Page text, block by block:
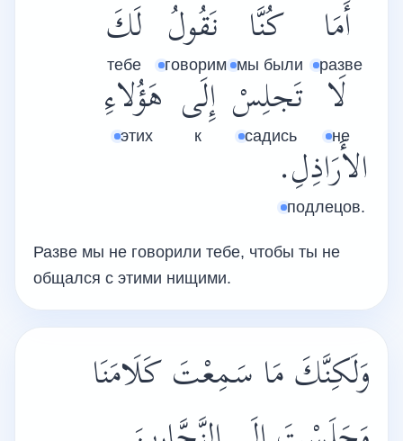
أَمَا
разве
كُنَّا
мы были
نَقُولُ
говорим
لَكَ
тебе
لَا
не
تَجلِسْ
садись
إِلَى
к
هَؤُلاءِ
этих
الأَرَاذِلِ.
подлецов.
Разве мы не говорили тебе, чтобы ты не
общался с этими нищими.
وَلَكِنَّكَ مَا سَمِعْتَ كَلَامَنَا